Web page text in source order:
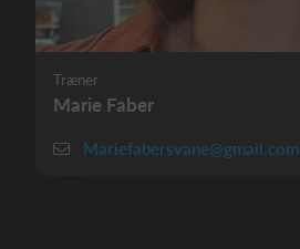
Træner
Marie Faber
Mariefabersvane@gmail.com